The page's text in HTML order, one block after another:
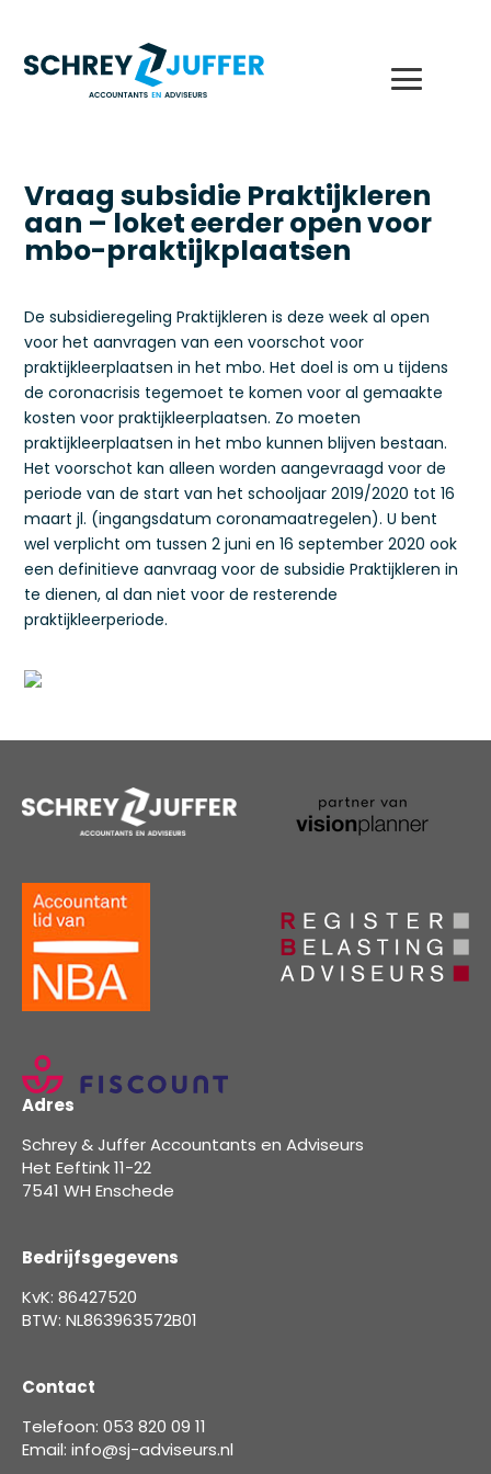
Vraag subsidie Praktijkleren
aan – loket eerder open voor
mbo-praktijkplaatsen
De subsidieregeling Praktijkleren is deze week al open
voor het aanvragen van een voorschot voor
praktijkleerplaatsen in het mbo. Het doel is om u tijdens
de coronacrisis tegemoet te komen voor al gemaakte
kosten voor praktijkleerplaatsen. Zo moeten
praktijkleerplaatsen in het mbo kunnen blijven bestaan.
Het voorschot kan alleen worden aangevraagd voor de
periode van de start van het schooljaar 2019/2020 tot 16
maart jl. (ingangsdatum coronamaatregelen). U bent
wel verplicht om tussen 2 juni en 16 september 2020 ook
een definitieve aanvraag voor de subsidie Praktijkleren in
te dienen, al dan niet voor de resterende
praktijkleerperiode.
Adres
Schrey & Juffer Accountants en Adviseurs
Het Eeftink 11-22
7541 WH Enschede
Bedrijfsgegevens
KvK: 86427520
BTW: NL863963572B01
Contact
Telefoon: 053 820 09 11
Email: info@sj-adviseurs.nl